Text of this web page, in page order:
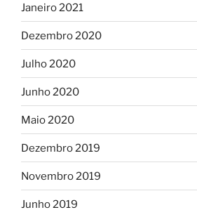
Janeiro 2021
Dezembro 2020
Julho 2020
Junho 2020
Maio 2020
Dezembro 2019
Novembro 2019
Junho 2019